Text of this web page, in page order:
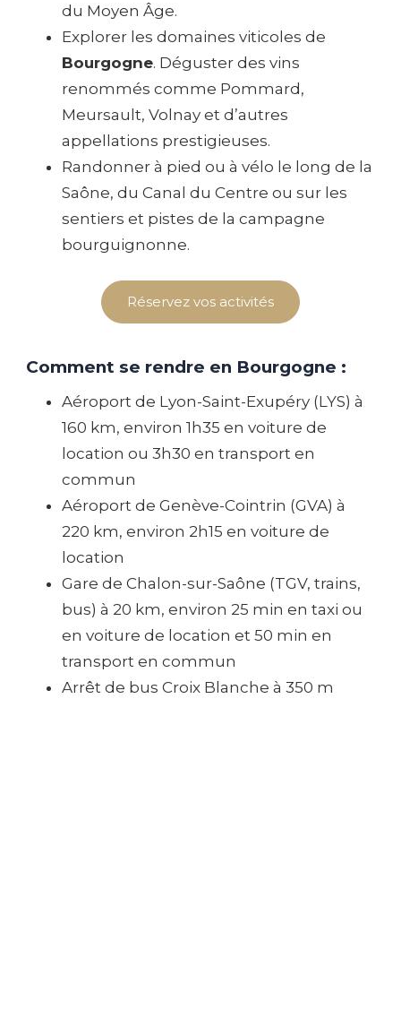
du Moyen Âge.
Explorer les domaines viticoles de
Bourgogne. Déguster des vins
renommés comme Pommard,
Meursault, Volnay et d’autres
appellations prestigieuses.
Randonner à pied ou à vélo le long de la
Saône, du Canal du Centre ou sur les
sentiers et pistes de la campagne
bourguignonne.
Réservez vos activités
Comment se rendre en Bourgogne :
Aéroport de Lyon-Saint-Exupéry (LYS) à
160 km, environ 1h35 en voiture de
location ou 3h30 en transport en
commun
Aéroport de Genève-Cointrin (GVA) à
220 km, environ 2h15 en voiture de
location
Gare de Chalon-sur-Saône (TGV, trains,
bus) à 20 km, environ 25 min en taxi ou
en voiture de location et 50 min en
transport en commun
Arrêt de bus Croix Blanche à 350 m